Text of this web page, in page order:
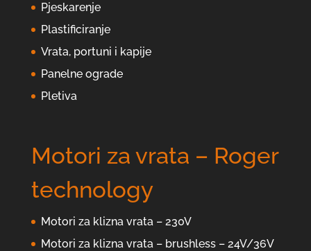
Pjeskarenje
Plastificiranje
Vrata, portuni i kapije
Panelne ograde
Pletiva
Motori za vrata – Roger
technology
Motori za klizna vrata – 230V
Motori za klizna vrata – brushless – 24V/36V